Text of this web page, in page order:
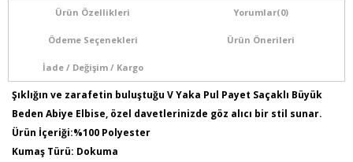
Ürün Özellikleri Yorumlar(0)
Ödeme Seçenekleri Ürün Önerileri
İade / Değişim / Kargo
Şıklığın ve zarafetin buluştuğu V Yaka Pul Payet Saçaklı Büyük
Beden Abiye Elbise, özel davetlerinizde göz alıcı bir stil sunar.
Ürün İçeriği:%100 Polyester
Kumaş Türü: Dokuma